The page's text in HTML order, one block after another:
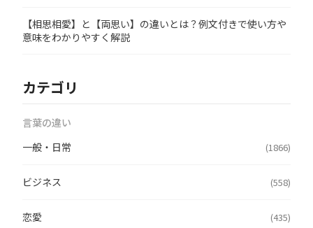
【相思相愛】と【両思い】の違いとは？例文付きで使い方や
意味をわかりやすく解説
カテゴリ
言葉の違い
一般・日常
(1866)
ビジネス (558)
恋愛 (435)